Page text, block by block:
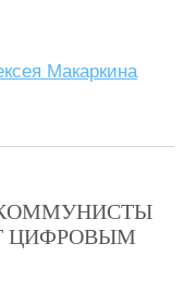
Макаркина
ЦИФРОВЫМ